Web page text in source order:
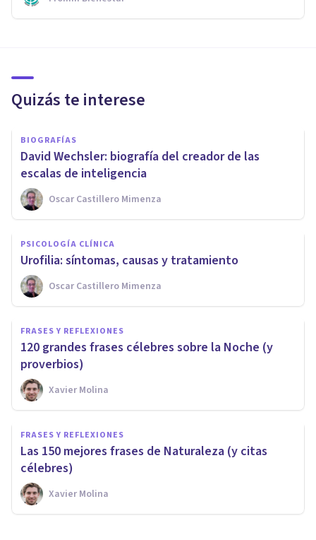
Quizás te interese
BIOGRAFÍAS
David Wechsler: biografía del creador de las
escalas de inteligencia
Oscar Castillero Mimenza
PSICOLOGÍA CLÍNICA
Urofilia: síntomas, causas y tratamiento
Oscar Castillero Mimenza
FRASES Y REFLEXIONES
120 grandes frases célebres sobre la Noche (y
proverbios)
Xavier Molina
FRASES Y REFLEXIONES
Las 150 mejores frases de Naturaleza (y citas
célebres)
Xavier Molina